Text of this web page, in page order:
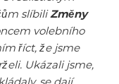
slíbiliZměny
volebního
říct, že jsme
Ukázali jsme,